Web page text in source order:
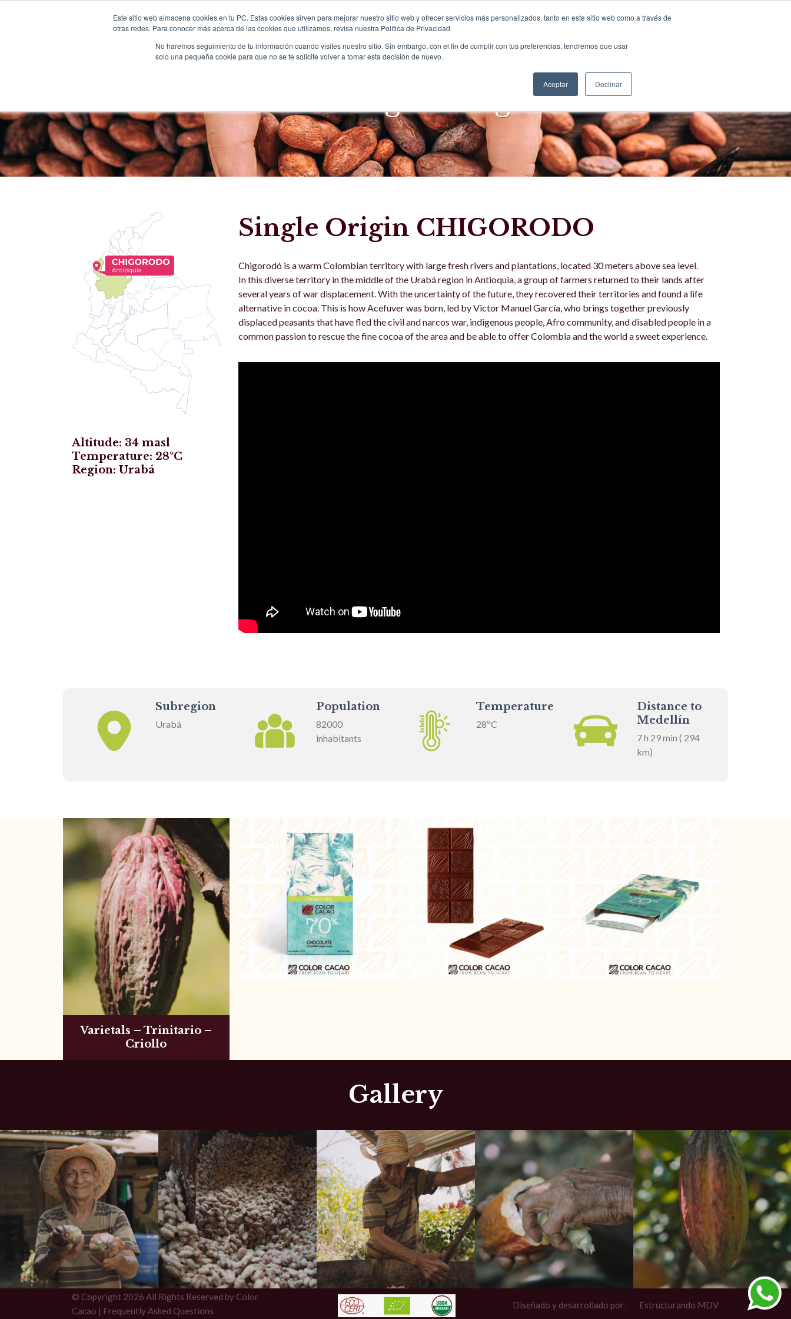
Este sitio web almacena cookies en tu PC. Estas cookies sirven para mejorar nuestro sitio web y ofrecer servicios más personalizados, tanto en este sitio web como a través de
otras redes. Para conocer más acerca de las cookies que utilizamos, revisa nuestra Política de Privacidad.
No haremos seguimiento de tu información cuando visites nuestro sitio. Sin embargo, con el fin de cumplir con tus preferencias, tendremos que usar
solo una pequeña cookie para que no se te solicite volver a tomar esta decisión de nuevo.
Aceptar Declinar
HOME ABOUT US
Cacao De Origen Chigorodo
Altitude: 34 masl
Temperature: 28ºC
Region: Urabá
Single Origin CHIGORODO
Chigorodó is a warm Colombian territory with large fresh rivers and plantations, located 30 meters above sea level.
In this diverse territory in the middle of the Urabá region in Antioquia, a group of farmers returned to their lands after
several years of war displacement. With the uncertainty of the future, they recovered their territories and found a life
alternative in cocoa. This is how Acefuver was born, led by Victor Manuel García, who brings together previously
displaced peasants that have fled the civil and narcos war, indigenous people, Afro community, and disabled people in a
common passion to rescue the fine cocoa of the area and be able to offer Colombia and the world a sweet experience.
Subregion
Urabá
Population
82000
inhabitants
Temperature
28ºC
Distance to
Medellín
7 h 29 min ( 294
km)
Varietals – Trinitario –
Criollo
Gallery
© Copyright 2026 All Rights Reserved by Color
Cacao | Frequently Asked Questions
Diseñado y desarrollado por Estructurando MDV